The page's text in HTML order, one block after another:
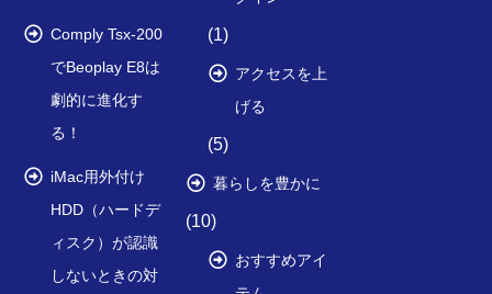
Comply Tsx-200
でBeoplay E8は
劇的に進化す
る！
iMac用外付け
HDD（ハードデ
ィスク）が認識
しないときの対
(1)
アクセスを上
げる
(5)
暮らしを豊かに
(10)
おすすめアイ